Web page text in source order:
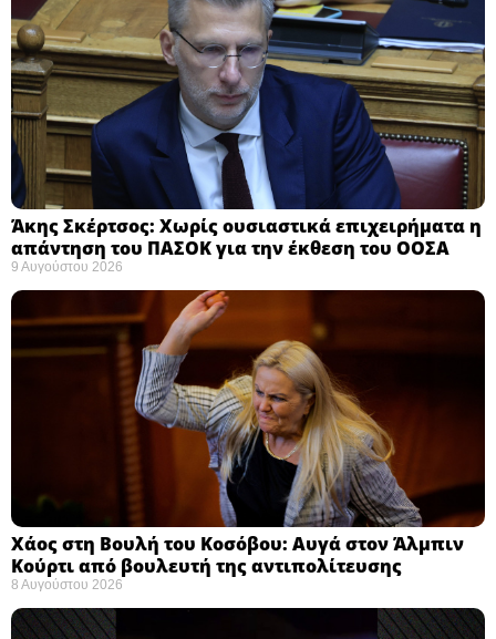
Άκης Σκέρτσος: Χωρίς ουσιαστικά επιχειρήματα η
απάντηση του ΠΑΣΟΚ για την έκθεση του ΟΟΣΑ ​
9 Αυγούστου 2026
Χάος στη Βουλή του Κοσόβου: Αυγά στον Άλμπιν
Κούρτι από βουλευτή της αντιπολίτευσης
8 Αυγούστου 2026